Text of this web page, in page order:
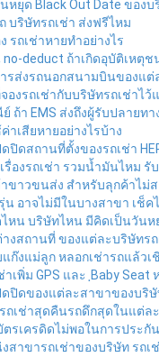
หยุด Black Out Date ของ
บริษัทรถเช่า ส่งฟรีไหม
รถเช่าหายทำอย่างไร
no-deduct ถ้าเกิดอุบัติเหตุ
รส่งรถนอกสนามบินของแต่
องรถเช่ากับบริษัทรถเช่าไว้
ถ้า EMS ส่งถึงผู้รับปลายท
าเสียหายอย่างไรบ้าง
ดปิดสถานที่ตั้งของรถเช่า
รื่องรถเช่า รวมน้ำมันไหม รั
ขาวขนส่ง สำหรับลุกค้าไม่
น อาจไม่มีในบางสาขา เช็ค
หน บริษัทไหน มีคิดเป็นวันห
งสถานที่ ของแต่ละบริษัทร
ก๊งแม่ลูก หลอกเช่ารถแล้วเ
าเพิ่ม GPS และ ฺBaby Seat
ดปิดของแต่ละสาขาของบริษั
ถเช่าสุดคืนรถดึกสุดในแต่ล
ตรเครดิดไม่พอในการประกั
สาขารถเช่าของบริษัท รถ